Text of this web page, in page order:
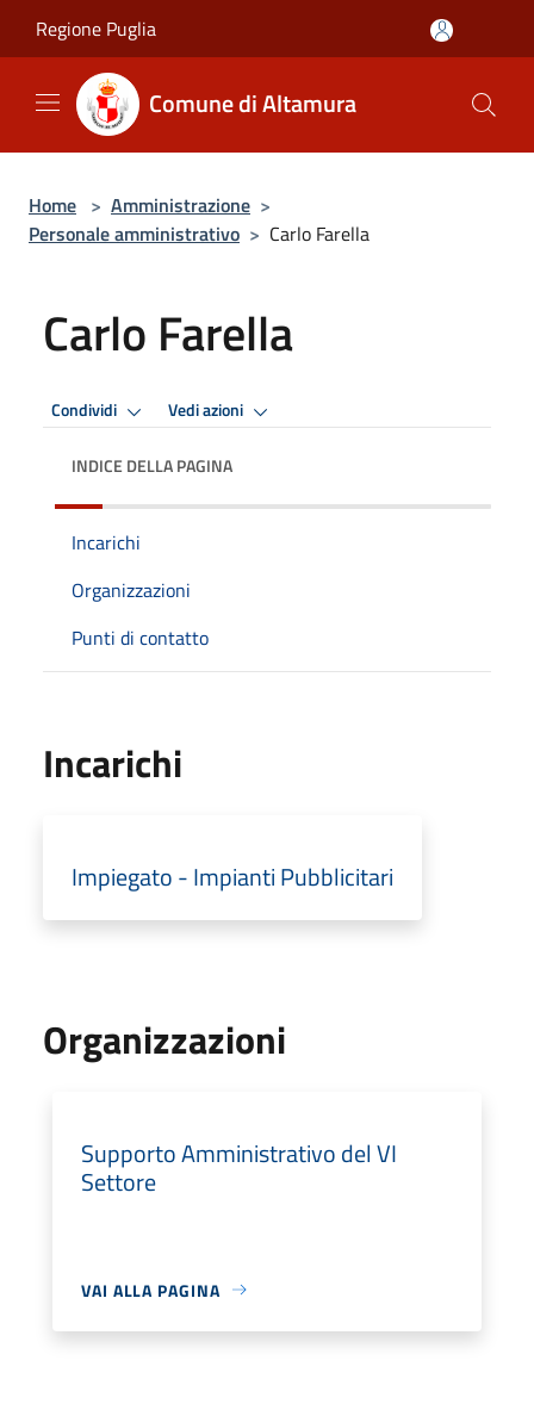
Regione Puglia
Comune di Altamura
Home > Amministrazione >
Personale amministrativo > Carlo Farella
Carlo Farella
Condividi Vedi azioni
INDICE DELLA PAGINA
Incarichi
Organizzazioni
Punti di contatto
Incarichi
Impiegato - Impianti Pubblicitari
Organizzazioni
Supporto Amministrativo del VI
Settore
VAI ALLA PAGINA